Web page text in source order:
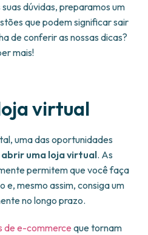
dúvidas, preparamos um
que podem significar sair
de conferir as nossas dicas?
mais!
virtual
uma das oportunidades
abrir uma loja virtual. As
permitem que você faça
e, mesmo assim, consiga um
no longo prazo.
de e-commerce que tornam